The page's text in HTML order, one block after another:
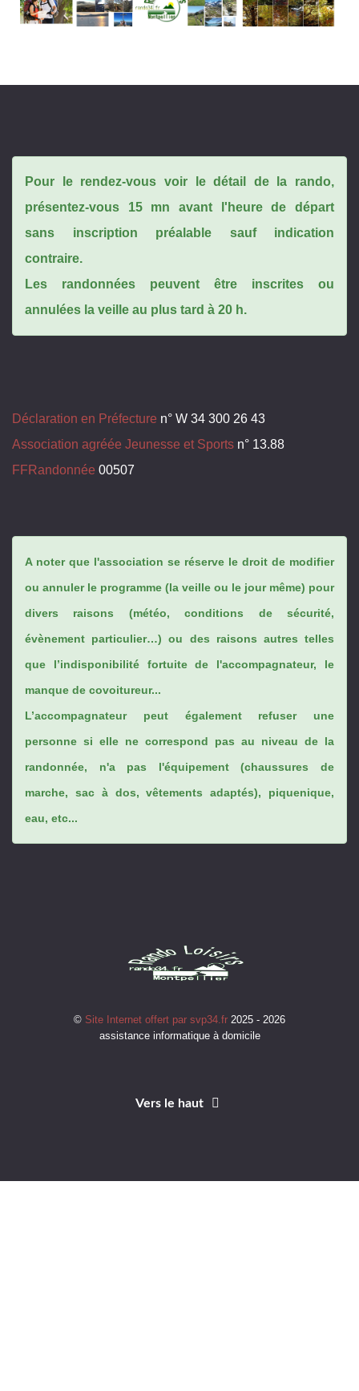
Pour le rendez-vous voir le détail de la rando,
présentez-vous 15 mn avant l'heure de départ
sans inscription préalable sauf indication
contraire.
Les randonnées peuvent être inscrites ou
annulées la veille au plus tard à 20 h.
Déclaration en Préfecture n° W 34 300 26 43
Association agréée Jeunesse et Sports n° 13.88
FFRandonnée 00507
A noter que l'association se réserve le droit de modifier
ou annuler le programme (la veille ou le jour même) pour
divers raisons (météo, conditions de sécurité,
évènement particulier…) ou des raisons autres telles
que l’indisponibilité fortuite de l'accompagnateur, le
manque de covoitureur...
L’accompagnateur peut également refuser une
personne si elle ne correspond pas au niveau de la
randonnée, n'a pas l'équipement (chaussures de
marche, sac à dos, vêtements adaptés), piquenique,
eau, etc...
© Site Internet offert par svp34.fr 2025 - 2026
assistance informatique à domicile
Vers le haut